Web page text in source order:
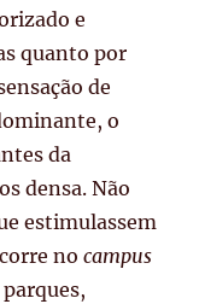
e
quanto por
de
o
da
densa. Não
estimulassem
nocampus